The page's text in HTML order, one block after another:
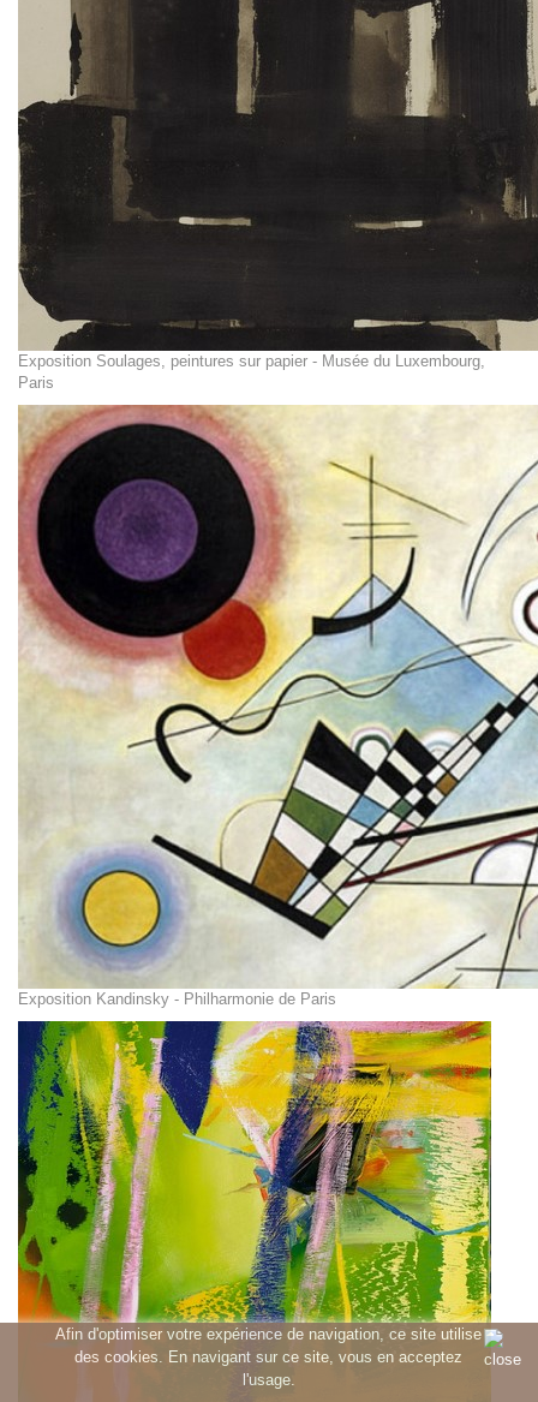
Afin d'optimiser votre expérience de navigation, ce site utilise
des cookies. En navigant sur ce site, vous en acceptez
l'usage.
Exposition Soulages, peintures sur papier - Musée du Luxembourg,
Paris
Exposition Kandinsky - Philharmonie de Paris